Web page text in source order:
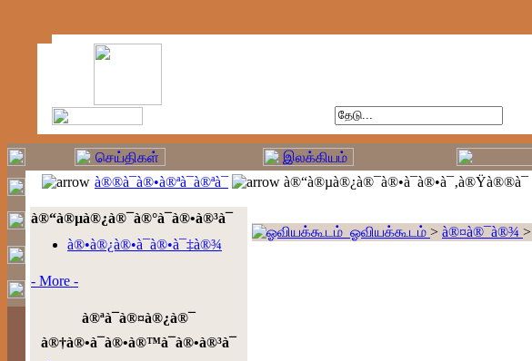
à®®à¯à®•à®ªà¯à®ªà¯ à®“à®µà®¿à®¯à®•à¯à®•à¯‚à®Ÿà®®à¯
à®“à®µà®¿à®¯à®°à¯à®•à®³à¯
à®•à®¿à®•à¯à®•à¯‡à®¾
- More -
à®ªà¯à®¤à®¿à®¯
à®†à®•à¯à®•à®™à¯à®•à®³à¯
ஓவியக்கூடம் > à®¤à®¯à®¾ >